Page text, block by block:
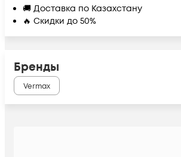
🚚 Доставка по Казахстану
🔥 Скидки до 50%
Бренды
Vermax